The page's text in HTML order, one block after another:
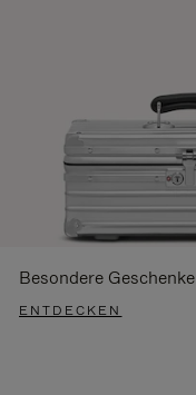
Besondere Geschenke
ENTDECKEN